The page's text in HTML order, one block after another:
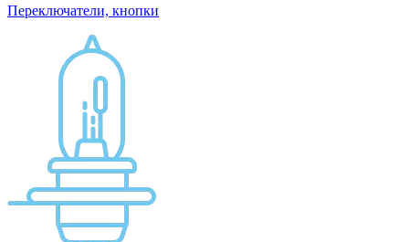
Переключатели, кнопки